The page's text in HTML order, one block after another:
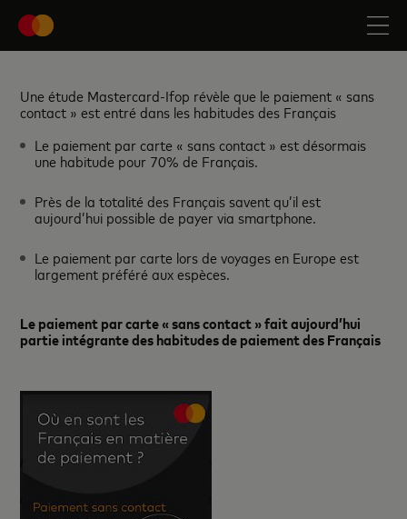
Une étude Mastercard-Ifop révèle que le paiement « sans
contact » est entré dans les habitudes des Français
Le paiement par carte « sans contact » est désormais
une habitude pour 70% de Français.
Près de la totalité des Français savent qu’il est
aujourd’hui possible de payer via smartphone.
Le paiement par carte lors de voyages en Europe est
largement préféré aux espèces.
Le paiement par carte « sans contact » fait aujourd’hui
partie intégrante des habitudes de paiement des Français